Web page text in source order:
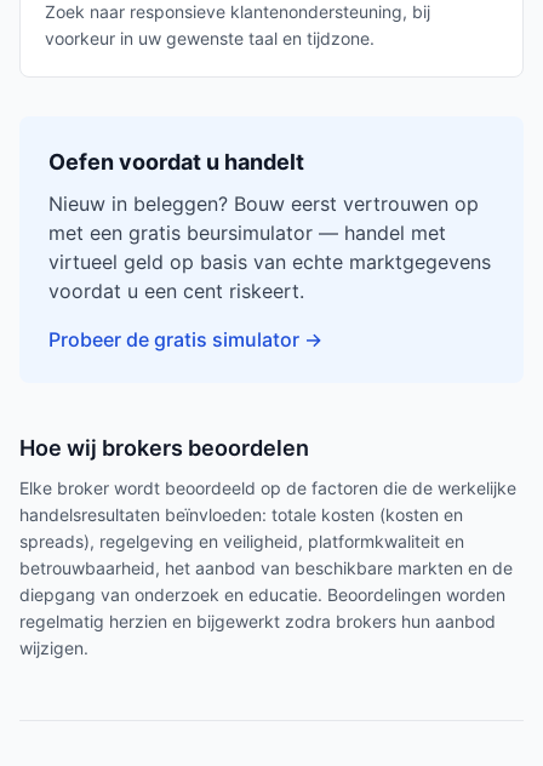
Zoek naar responsieve klantenondersteuning, bij
voorkeur in uw gewenste taal en tijdzone.
Oefen voordat u handelt
Nieuw in beleggen? Bouw eerst vertrouwen op
met een gratis beursimulator — handel met
virtueel geld op basis van echte marktgegevens
voordat u een cent riskeert.
Probeer de gratis simulator →
Hoe wij brokers beoordelen
Elke broker wordt beoordeeld op de factoren die de werkelijke
handelsresultaten beïnvloeden: totale kosten (kosten en
spreads), regelgeving en veiligheid, platformkwaliteit en
betrouwbaarheid, het aanbod van beschikbare markten en de
diepgang van onderzoek en educatie. Beoordelingen worden
regelmatig herzien en bijgewerkt zodra brokers hun aanbod
wijzigen.